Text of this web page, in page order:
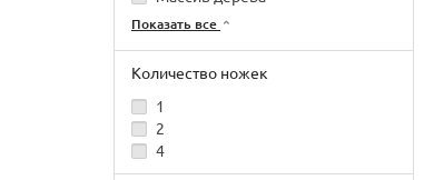
Показать все
Количество ножек
1
2
4